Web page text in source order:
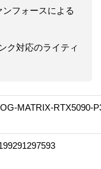
フォースによる
ク対応のライティ
MATRIX-RTX5090-